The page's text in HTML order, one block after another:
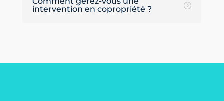
intervention en copropriété ?